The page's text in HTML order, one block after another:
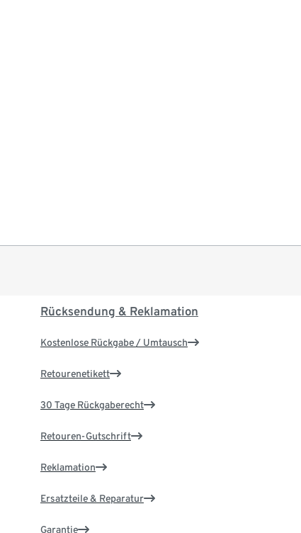
Rücksendung & Reklamation
Kostenlose Rückgabe / Umtausch
Retourenetikett
30 Tage Rückgaberecht
Retouren-Gutschrift
Reklamation
Ersatzteile & Reparatur
Garantie